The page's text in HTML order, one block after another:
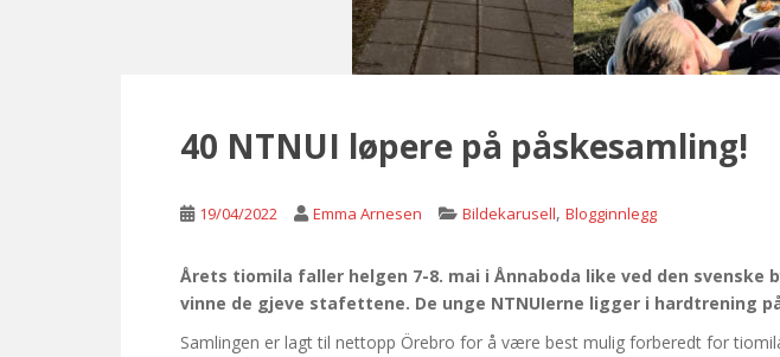
40 NTNUI løpere på påskesamling!
19/04/2022 Emma Arnesen Bildekarusell, Blogginnlegg
Årets tiomila faller helgen 7-8. mai i Ånnaboda like ved den
vinne de gjeve stafettene. De unge NTNUIerne ligger i hardtrening
Samlingen er lagt til nettopp Örebro for å være best mulig forberedt for